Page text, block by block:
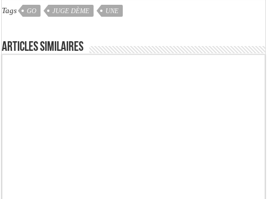
Tags GO JUGE DÈME UNE
Articles similaires